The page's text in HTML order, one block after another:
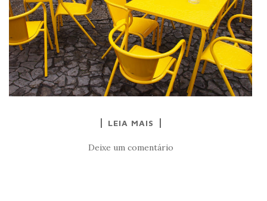
LEIA MAIS
Deixe um comentário